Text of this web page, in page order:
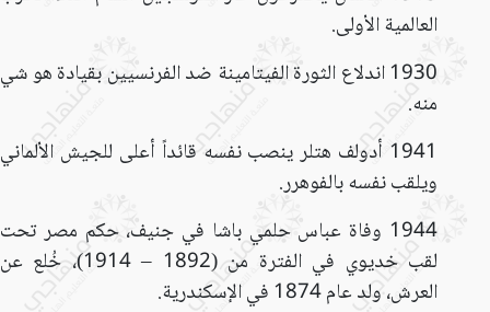
العالمية الأولى.
1930 اندلاع الثورة الفيتامينة ضد الفرنسيين بقيادة هو شي
منه.
1941 أدولف هتلر ينصب نفسه قائداً أعلى للجيش الألماني
ويلقب نفسه بالفوهرر.
1944 وفاة عباس حلمي باشا في جنيف، حكم مصر تحت
لقب خديوي في الفترة من (1892 – 1914)، خُلع عن
العرش، ولد عام 1874 في الإسكندرية.